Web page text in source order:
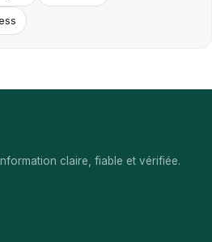
claire, fiable et vérifiée.